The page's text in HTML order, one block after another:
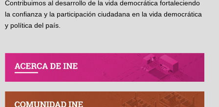
Contribuimos al desarrollo de la vida democrática fortaleciendo
la confianza y la participación ciudadana en la vida democrática
y política del país.